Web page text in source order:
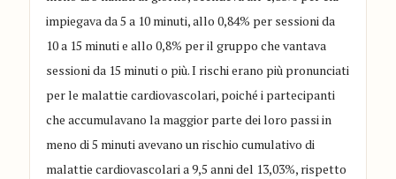
impiegava da 5 a 10 minuti, allo 0,84% per sessioni da
10 a 15 minuti e allo 0,8% per il gruppo che vantava
sessioni da 15 minuti o più. I rischi erano più pronunciati
per le malattie cardiovascolari, poiché i partecipanti
che accumulavano la maggior parte dei loro passi in
meno di 5 minuti avevano un rischio cumulativo di
malattie cardiovascolari a 9,5 anni del 13,03%, rispetto